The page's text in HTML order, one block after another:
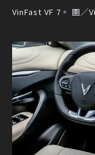
VinFast VF 7。 圖／